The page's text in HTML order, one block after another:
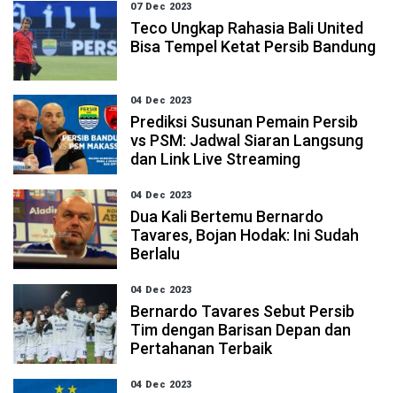
07 Dec 2023
Teco Ungkap Rahasia Bali United
Bisa Tempel Ketat Persib Bandung
04 Dec 2023
Prediksi Susunan Pemain Persib
vs PSM: Jadwal Siaran Langsung
dan Link Live Streaming
04 Dec 2023
Dua Kali Bertemu Bernardo
Tavares, Bojan Hodak: Ini Sudah
Berlalu
04 Dec 2023
Bernardo Tavares Sebut Persib
Tim dengan Barisan Depan dan
Pertahanan Terbaik
04 Dec 2023